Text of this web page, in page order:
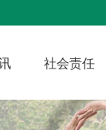
社会责任